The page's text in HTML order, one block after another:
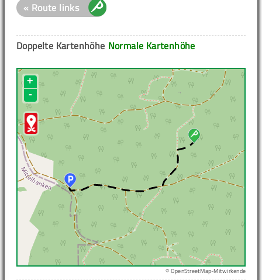
« Route links
Normale Kartenhöhe
Doppelte Kartenhöhe
+
-
© OpenStreetMap-Mitwirkende